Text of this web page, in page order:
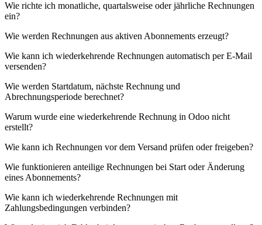
Wie richte ich monatliche, quartalsweise oder jährliche Rechnungen
ein?
Wie werden Rechnungen aus aktiven Abonnements erzeugt?
Wie kann ich wiederkehrende Rechnungen automatisch per E-Mail
versenden?
Wie werden Startdatum, nächste Rechnung und
Abrechnungsperiode berechnet?
Warum wurde eine wiederkehrende Rechnung in Odoo nicht
erstellt?
Wie kann ich Rechnungen vor dem Versand prüfen oder freigeben?
Wie funktionieren anteilige Rechnungen bei Start oder Änderung
eines Abonnements?
Wie kann ich wiederkehrende Rechnungen mit
Zahlungsbedingungen verbinden?